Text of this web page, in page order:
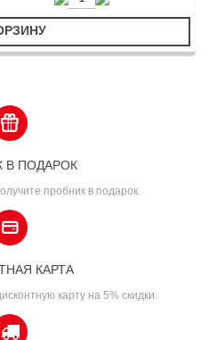
В ПОДАРОК
пробник в подарок.
КАРТА
карту на 5% скидки.